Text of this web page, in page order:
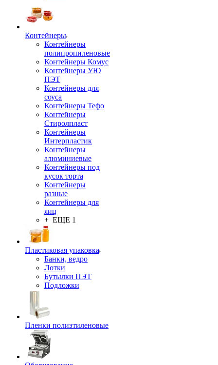
Контейнеры
Контейнеры
полипропиленовые
Контейнеры Комус
Контейнеры УЮ
ПЭТ
Контейнеры для
соуса
Контейнеры Тефо
Контейнеры
Стиролпласт
Контейнеры
Интерпластик
Контейнеры
алюминиевые
Контейнеры под
кусок торта
Контейнеры
разные
Контейнеры для
яиц
+ ЕЩЕ 1
Пластиковая упаковка
Банки, ведро
Лотки
Бутылки ПЭТ
Подложки
Пленки полиэтиленовые